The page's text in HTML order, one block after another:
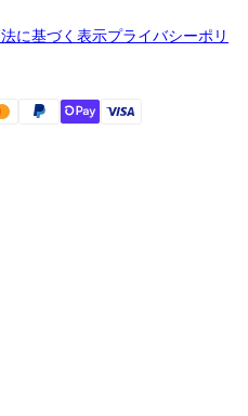
に基づく表示プライバシーポリ